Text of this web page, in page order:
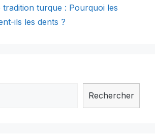
tradition turque : Pourquoi les
ils les dents ?
Rechercher